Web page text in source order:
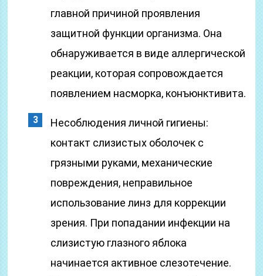
главной причиной проявления
защитной функции организма. Она
обнаруживается в виде аллергической
реакции, которая сопровождается
появлением насморка, конъюнктивита.
Несоблюдения личной гигиены:
контакт слизистых оболочек с
грязными руками, механические
повреждения, неправильное
использование линз для коррекции
зрения. При попадании инфекции на
слизистую глазного яблока
начинается активное слезотечение.